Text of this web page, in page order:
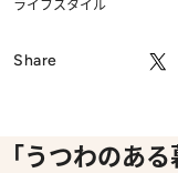
ライフスタイル
Share
「うつわのあ